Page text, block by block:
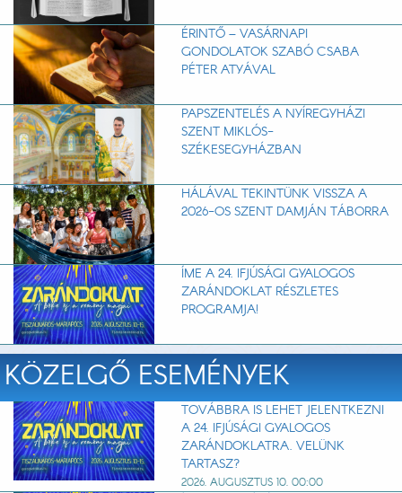
ÉRINTŐ – VASÁRNAPI
GONDOLATOK SZABÓ CSABA
PÉTER ATYÁVAL
PAPSZENTELÉS A NYÍREGYHÁZI
SZENT MIKLÓS-
SZÉKESEGYHÁZBAN
HÁLÁVAL TEKINTÜNK VISSZA A
2026-OS SZENT DAMJÁN TÁBORRA
ÍME A 24. IFJÚSÁGI GYALOGOS
ZARÁNDOKLAT RÉSZLETES
PROGRAMJA!
KÖZELGŐ ESEMÉNYEK
TOVÁBBRA IS LEHET JELENTKEZNI
A 24. IFJÚSÁGI GYALOGOS
ZARÁNDOKLATRA. VELÜNK
TARTASZ?
2026. AUGUSZTUS 10. 00:00